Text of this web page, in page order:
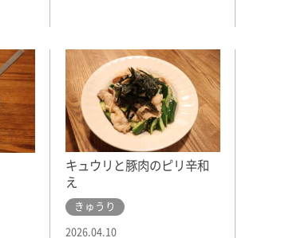
キュウリと豚肉のピリ辛和
え
きゅうり
2026.04.10